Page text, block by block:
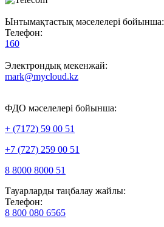
Ынтымақтастық мәселелері бойынша:
Телефон:
160
Электрондық мекенжай:
mark@mycloud.kz
ФДО мәселелері бойынша:
+ (7172) 59 00 51
+7 (727) 259 00 51
8 8000 8000 51
Тауарларды таңбалау жайлы:
Телефон:
8 800 080 6565